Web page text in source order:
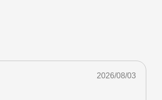
2026/08/03